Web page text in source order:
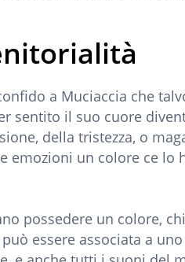
a Muciaccia che
sentito il suo cuore
della tristezza, o
emozioni un colore ce lo
possedere un colore,
essere associata a